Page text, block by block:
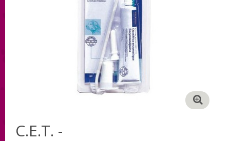
C.E.T. -